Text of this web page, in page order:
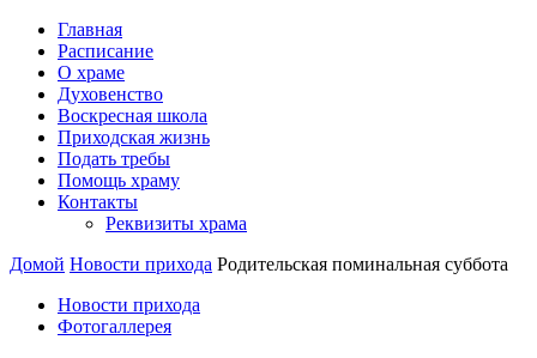
Главная
Расписание
О храме
Духовенство
Воскресная школа
Приходская жизнь
Подать требы
Помощь храму
Контакты
Реквизиты храма
Домой Новости прихода Родительская поминальная суббота
Новости прихода
Фотогаллерея